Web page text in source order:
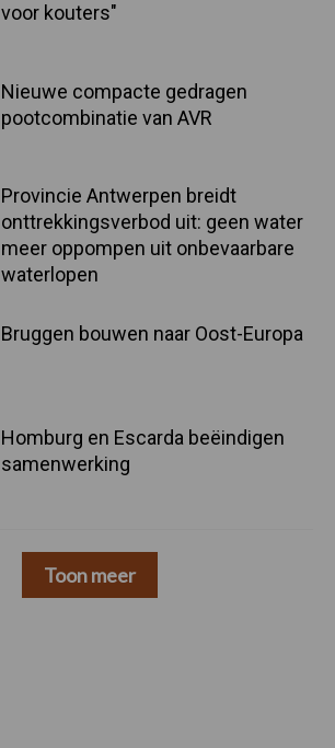
voor kouters"
Nieuwe compacte gedragen
pootcombinatie van AVR
Provincie Antwerpen breidt
onttrekkingsverbod uit: geen water
meer oppompen uit onbevaarbare
waterlopen
Bruggen bouwen naar Oost-Europa
Homburg en Escarda beëindigen
samenwerking
Toon meer